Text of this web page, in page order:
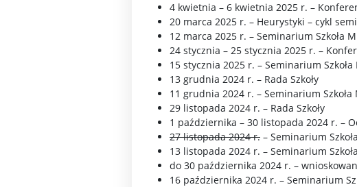
4 kwietnia – 6 kwietnia 2025 r. –
20 marca 2025 r. – Heurystyki – cykl
12 marca 2025 r. – Seminarium Szkoła
24 stycznia – 25 stycznia 2025 r. –
15 stycznia 2025 r. – Seminarium
13 grudnia 2024 r. – Rada Szkoły
11 grudnia 2024 r. – Seminarium
29 listopada 2024 r. – Rada Szkoły
1 października – 30 listopada 2024 r. –
27 listopada 2024 r. – Seminarium
13 listopada 2024 r. – Seminarium
do 30 października 2024 r. –
16 października 2024 r. – Seminarium